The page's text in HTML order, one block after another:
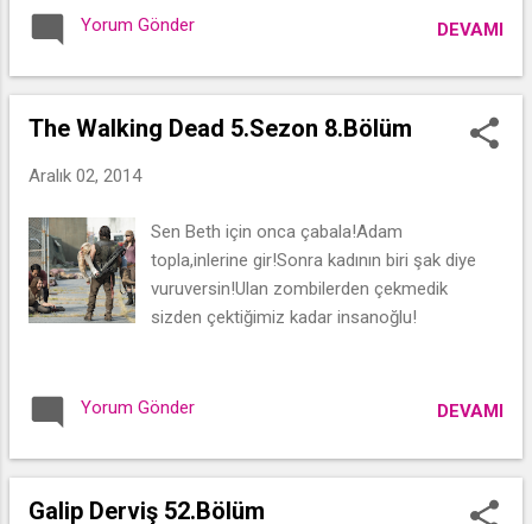
Yorum Gönder DEVAMI
The Walking Dead 5.Sezon 8.Bölüm
Aralık 02, 2014
Sen Beth için onca çabala!Adam
topla,inlerine gir!Sonra kadının biri şak diye
vuruversin!Ulan zombilerden çekmedik
sizden çektiğimiz kadar insanoğlu!
Yorum Gönder DEVAMI
Galip Derviş 52.Bölüm